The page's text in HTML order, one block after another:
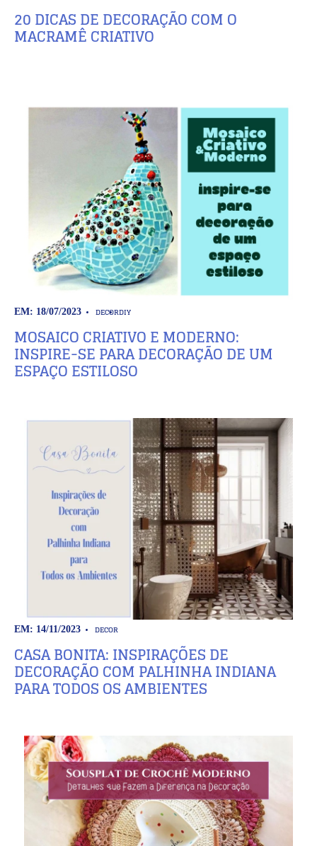
20 DICAS DE DECORAÇÃO COM O
MACRAMÊ CRIATIVO
EM: 18/07/2023 DECORDIY
MOSAICO CRIATIVO E MODERNO:
INSPIRE-SE PARA DECORAÇÃO DE UM
ESPAÇO ESTILOSO
EM: 14/11/2023 DECOR
CASA BONITA: INSPIRAÇÕES DE
DECORAÇÃO COM PALHINHA INDIANA
PARA TODOS OS AMBIENTES